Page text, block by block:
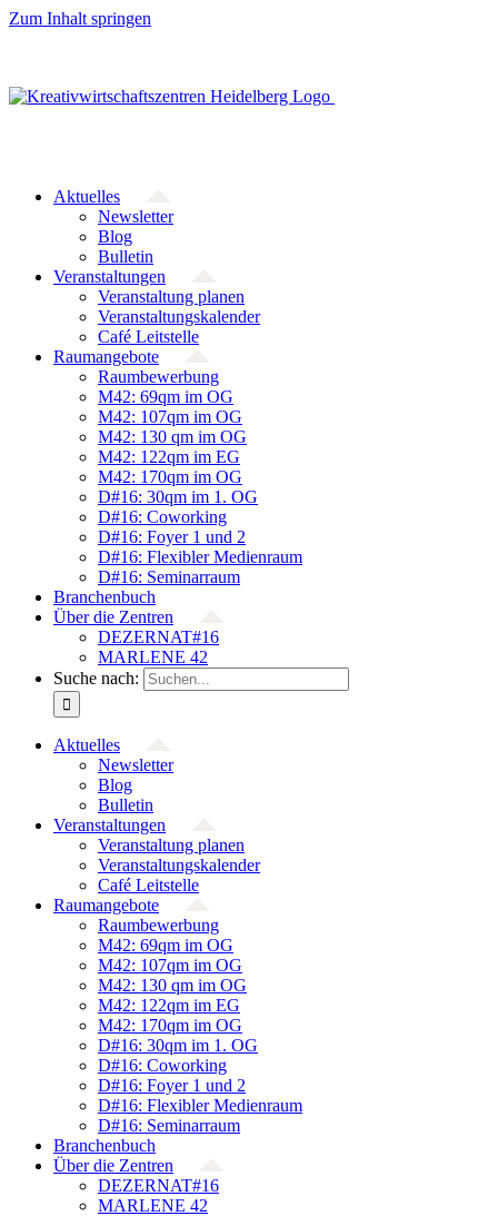
Zum Inhalt springen
Aktuelles
Newsletter
Blog
Bulletin
Veranstaltungen
Veranstaltung planen
Veranstaltungskalender
Café Leitstelle
Raumangebote
Raumbewerbung
M42: 69qm im OG
M42: 107qm im OG
M42: 130 qm im OG
M42: 122qm im EG
M42: 170qm im OG
D#16: 30qm im 1. OG
D#16: Coworking
D#16: Foyer 1 und 2
D#16: Flexibler Medienraum
D#16: Seminarraum
Branchenbuch
Über die Zentren
DEZERNAT#16
MARLENE 42
Suche nach:
Aktuelles
Newsletter
Blog
Bulletin
Veranstaltungen
Veranstaltung planen
Veranstaltungskalender
Café Leitstelle
Raumangebote
Raumbewerbung
M42: 69qm im OG
M42: 107qm im OG
M42: 130 qm im OG
M42: 122qm im EG
M42: 170qm im OG
D#16: 30qm im 1. OG
D#16: Coworking
D#16: Foyer 1 und 2
D#16: Flexibler Medienraum
D#16: Seminarraum
Branchenbuch
Über die Zentren
DEZERNAT#16
MARLENE 42